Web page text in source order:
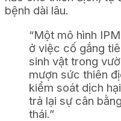
bệnh dài lâu.
“Một mô hình
ở việc cố gắng
sinh vật trong
mượn sức thiên
kiểm soát dịch
trả lại sự cân
thái.”